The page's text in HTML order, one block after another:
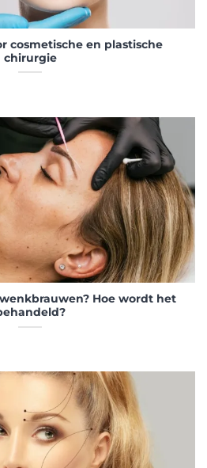
cosmetische en plastische
chirurgie
Hoe wordt het